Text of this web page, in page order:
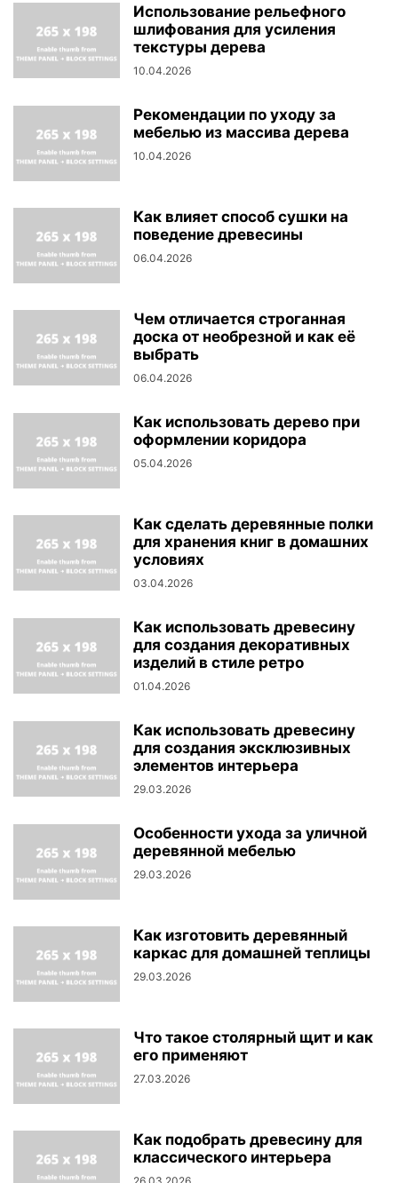
Использование рельефного
шлифования для усиления
текстуры дерева
10.04.2026
Рекомендации по уходу за
мебелью из массива дерева
10.04.2026
Как влияет способ сушки на
поведение древесины
06.04.2026
Чем отличается строганная
доска от необрезной и как её
выбрать
06.04.2026
Как использовать дерево при
оформлении коридора
05.04.2026
Как сделать деревянные полки
для хранения книг в домашних
условиях
03.04.2026
Как использовать древесину
для создания декоративных
изделий в стиле ретро
01.04.2026
Как использовать древесину
для создания эксклюзивных
элементов интерьера
29.03.2026
Особенности ухода за уличной
деревянной мебелью
29.03.2026
Как изготовить деревянный
каркас для домашней теплицы
29.03.2026
Что такое столярный щит и как
его применяют
27.03.2026
Как подобрать древесину для
классического интерьера